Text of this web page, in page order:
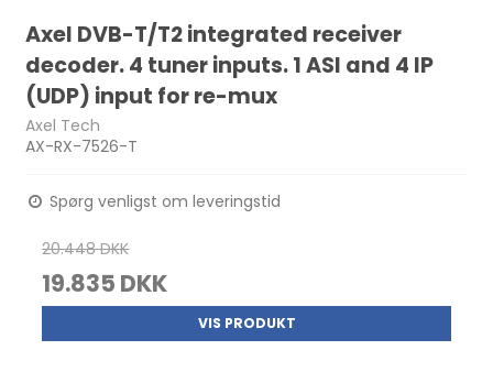
Axel DVB-T/T2 integrated receiver
decoder. 4 tuner inputs. 1 ASI and 4 IP
(UDP) input for re-mux
Axel Tech
AX-RX-7526-T
Spørg venligst om leveringstid
20.448 DKK
19.835 DKK
VIS PRODUKT